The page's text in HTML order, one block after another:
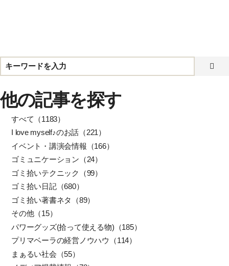
他の記事を探す
すべて（1183）
I love myself♪のお話（221）
イベント・講演会情報（166）
ゴミュニケーション（24）
ゴミ拾いテクニック（99）
ゴミ拾い日記（680）
ゴミ拾い著書ネタ（89）
その他（15）
パワーグッズ(拾って使える物)（185）
プリマベーラの経営ノウハウ（114）
まぁるい社会（55）